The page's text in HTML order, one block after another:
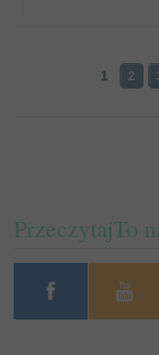
1 2
PrzeczytajTo